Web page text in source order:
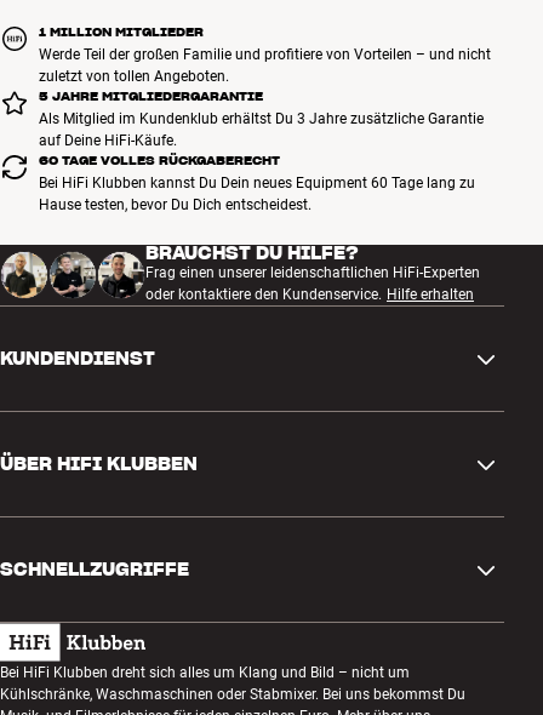
1 MILLION MITGLIEDER
Werde Teil der großen Familie und profitiere von Vorteilen – und nicht
zuletzt von tollen Angeboten.
5 JAHRE MITGLIEDERGARANTIE
Als Mitglied im Kundenklub erhältst Du 3 Jahre zusätzliche Garantie
auf Deine HiFi-Käufe.
60 TAGE VOLLES RÜCKGABERECHT
Bei HiFi Klubben kannst Du Dein neues Equipment 60 Tage lang zu
Hause testen, bevor Du Dich entscheidest.
BRAUCHST DU HILFE?
Frag einen unserer leidenschaftlichen HiFi-Experten
oder kontaktiere den Kundenservice. Hilfe erhalten
KUNDENDIENST
Rückgabe und Reklamation
Bestellung widerrufen
AGB
Datenschutzerklärung
ÜBER HIFI KLUBBEN
Kundenklub
Abend zum Zuhören
SCHNELLZUGRIFFE
Geschenkkarte
Bauen mit Klang
Bei HiFi Klubben dreht sich alles um Klang und Bild – nicht um
Kühlschränke, Waschmaschinen oder Stabmixer. Bei uns bekommst Du